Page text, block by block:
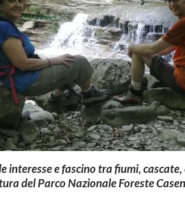
interesse e fascino tra fiumi,
del Parco Nazionale Foreste